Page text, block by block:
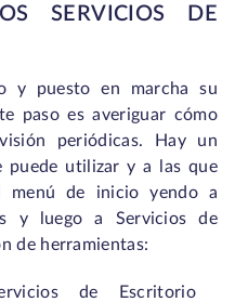
SERVICIOS DE
y puesto en marcha su
paso es averiguar cómo
periódicas. Hay un
puede utilizar y a las que
menú de inicio yendo a
y luego a Servicios de
de herramientas:
de Escritorio